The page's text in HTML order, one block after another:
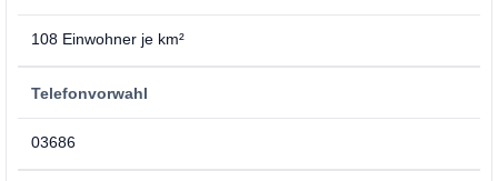
108 Einwohner je km²
Telefonvorwahl
03686